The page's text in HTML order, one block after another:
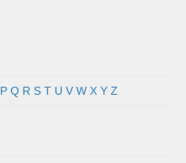
P Q R S T U V W X Y Z